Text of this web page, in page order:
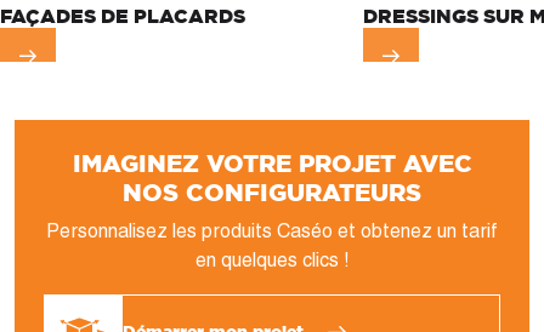
FAÇADES DE PLACARDS DRESSINGS SUR
IMAGINEZ VOTRE PROJET AVEC
NOS CONFIGURATEURS
Personnalisez les produits Caséo et obtenez un tarif
en quelques clics !